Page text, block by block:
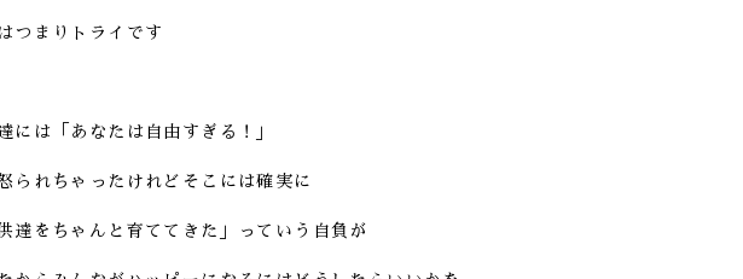
つまりトライです
には「あなたは自由すぎる！」
られちゃったけれどそこには確実に
供達をちゃんと育ててきた」っていう自負が